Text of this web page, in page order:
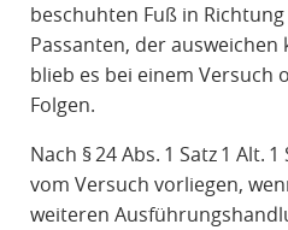
beschuhten Fuß in
Passanten, der ausweichen
blieb es bei einem Versuch
Folgen.
Nach § 24 Abs. 1 Satz 1 Alt.
vom Versuch vorliegen,
weiteren